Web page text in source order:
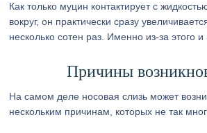
Как только муцин контактирует с
вокруг, он практически сразу
несколько сотен раз. Именно из-за этого и
Причины
На самом деле носовая слизь может
нескольким причинам, которых не так